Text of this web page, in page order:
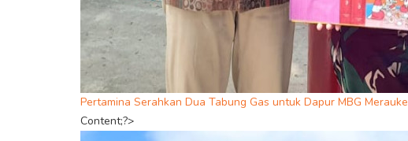
Pertamina Serahkan Dua Tabung Gas untuk Dapur MBG Merauke
Content;?>